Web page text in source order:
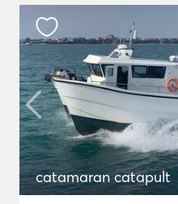
catamaran catapult